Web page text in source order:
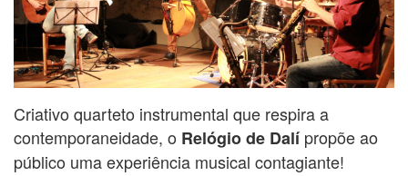
Criativo quarteto instrumental que respira a
contemporaneidade, o Relógio de Dalí propõe ao
público uma experiência musical contagiante!